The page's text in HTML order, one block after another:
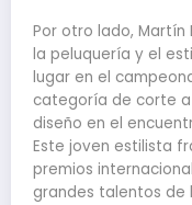
Por otro lado, Martín
la peluquería y el
lugar en el
categoría de corte
diseño en el
Este joven estilista
premios
grandes talentos de